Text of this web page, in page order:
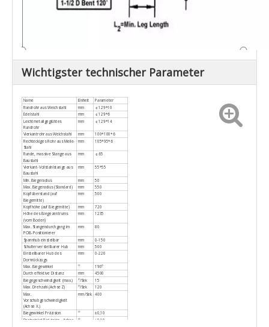
Wichtigster technischer Parameter
Name Einheit
Parameter
Rundrohr aus Weichstahl
mm
￠129*10
Edelstahl
mm
￠129*6
Leichtmetallgeglühtes
Rundrohr
mm ￠129*14
Vierkantrohr aus Weichstahl mm
100*100*6
Rechteckiges Rohr aus Meile-
Stahl
mm 105*95*6
Runde, massive Stange aus
Baustahl
mm ￠65
Vierkant-Vollstahlstange aus
Baustahl
mm 55*55
Min. Biegeradius mm
50
Max. Biegeradius (Standard)
mm
550
Kopfüberstand (auf
Biegemitte)
mm 500
Kopfhöhe (auf Biegemitte) mm
720
Höhe des Biegezentrums
(vom Boden)
mm 1235
Max. Stangendurchgang im
POB-Positionierer
mm 80
Spannhub einstellbar mm
0-150
Schulterverstellbarer Hub
mm
500
Einstellbarer Hub des
Dornrückzugs
mm 0-220
Max. Biegewinkel °
190°
Durch effektive Distanz
mm
4500
Biegegeschwindigkeit (max.)
°/Sek
15
Max. Drehzahl (Achse Z)
°/Sek
120
Max.
Vorschubgeschwindigkeit
(Achse X.)
mm/Sek 400
Biegewinkel Präzision °
±0,10
Drehwinkel Präzision - Achse
° ±0,10